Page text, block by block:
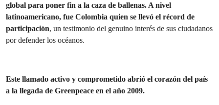
global para poner fin a la caza de ballenas. A nivel
latinoamericano, fue Colombia quien se llevó el récord de
participación, un testimonio del genuino interés de sus ciudadanos
por defender los océanos.
Este llamado activo y comprometido abrió el corazón del país
a la llegada de Greenpeace en el año 2009.